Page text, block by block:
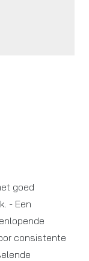
goed
- Een
consistente